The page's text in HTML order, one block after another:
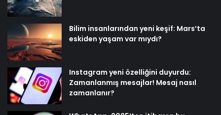
Bilim insanlarından yeni keşif: Mars’ta
eskiden yaşam var mıydı?
Instagram yeni özelliğini duyurdu:
Zamanlanmış mesajlar! Mesaj nasıl
zamanlanır?